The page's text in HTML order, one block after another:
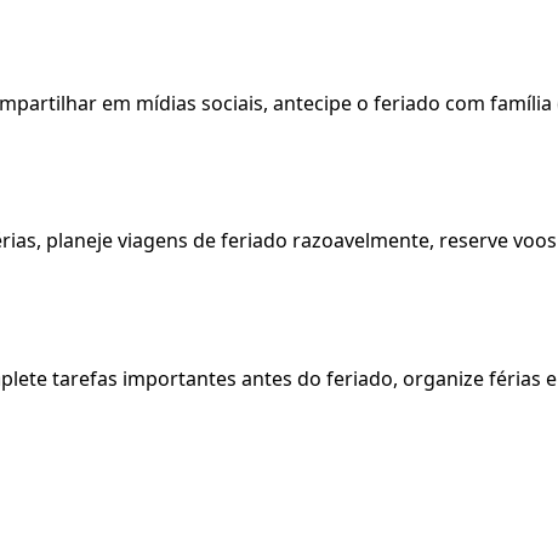
em mídias sociais, antecipe o feriado com
planeje viagens de feriado razoavelmente, reserve
tarefas importantes antes do feriado, organize férias